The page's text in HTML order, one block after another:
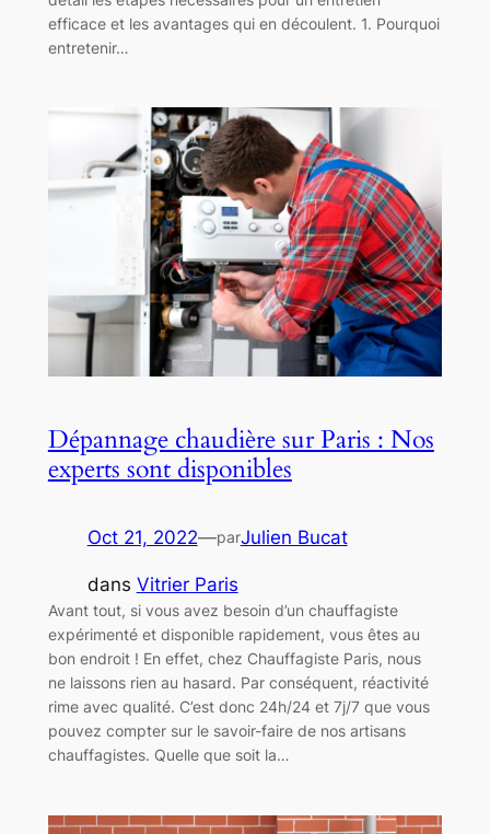
efficace et les avantages qui en découlent. 1. Pourquoi
entretenir…
Dépannage chaudière sur Paris : Nos
experts sont disponibles
Oct 21, 2022—parJulien Bucat
dans Vitrier Paris
Avant tout, si vous avez besoin d’un chauffagiste
expérimenté et disponible rapidement, vous êtes au
bon endroit ! En effet, chez Chauffagiste Paris, nous
ne laissons rien au hasard. Par conséquent, réactivité
rime avec qualité. C’est donc 24h/24 et 7j/7 que vous
pouvez compter sur le savoir-faire de nos artisans
chauffagistes. Quelle que soit la…